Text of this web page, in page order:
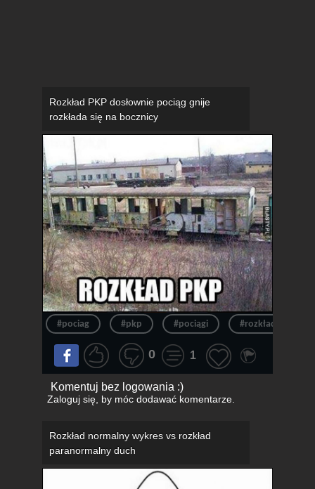
Rozkład PKP dosłownie pociąg gnije
rozkłada się na bocznicy
#pociag #pkp #pociągi #rozkład
0 1
Komentuj bez logowania :)
Zaloguj się, by móc dodawać komentarze.
Rozkład normalny wykres vs rozkład
paranormalny duch